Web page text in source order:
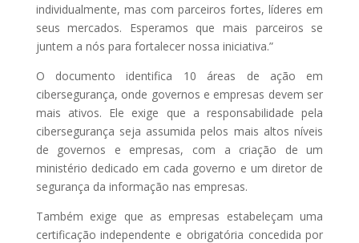
individualmente, mas com parceiros fortes, líderes em
seus mercados. Esperamos que mais parceiros se
juntem a nós para fortalecer nossa iniciativa.”
O documento identifica 10 áreas de ação em
cibersegurança, onde governos e empresas devem ser
mais ativos. Ele exige que a responsabilidade pela
cibersegurança seja assumida pelos mais altos níveis
de governos e empresas, com a criação de um
ministério dedicado em cada governo e um diretor de
segurança da informação nas empresas.
Também exige que as empresas estabeleçam uma
certificação independente e obrigatória concedida por